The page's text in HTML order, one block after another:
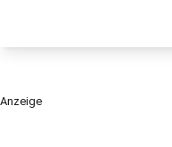
Anzeige